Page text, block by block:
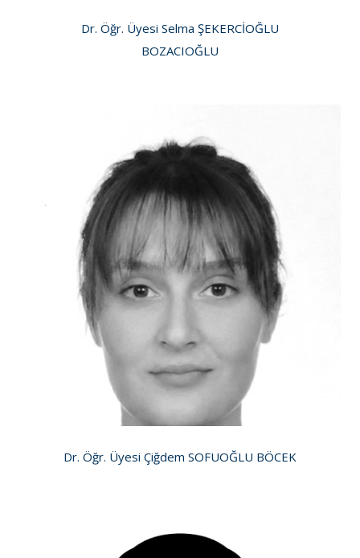
Dr. Öğr. Üyesi Selma ŞEKERCİOĞLU
BOZACIOĞLU
Dr. Öğr. Üyesi Çiğdem SOFUOĞLU BÖCEK